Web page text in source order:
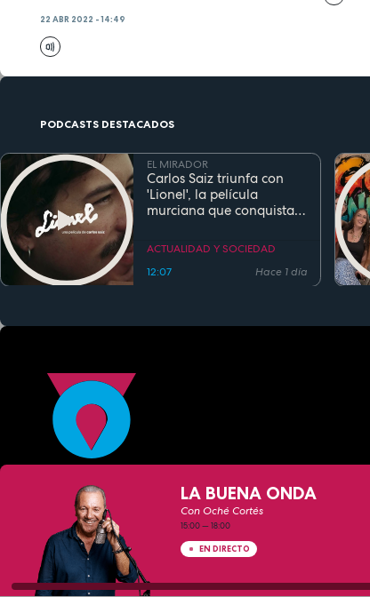
22 ABR 2022 - 14:49
PODCASTS DESTACADOS
EL MIRADOR
Carlos Saiz triunfa con
'Lionel', la película
murciana que conquista
estreno
ACTUALIDAD Y SOCIEDAD
12:07
Hace 1 día
LA BUENA ONDA
Con Oché Cortés
15:00—18:00
EN DIRECTO